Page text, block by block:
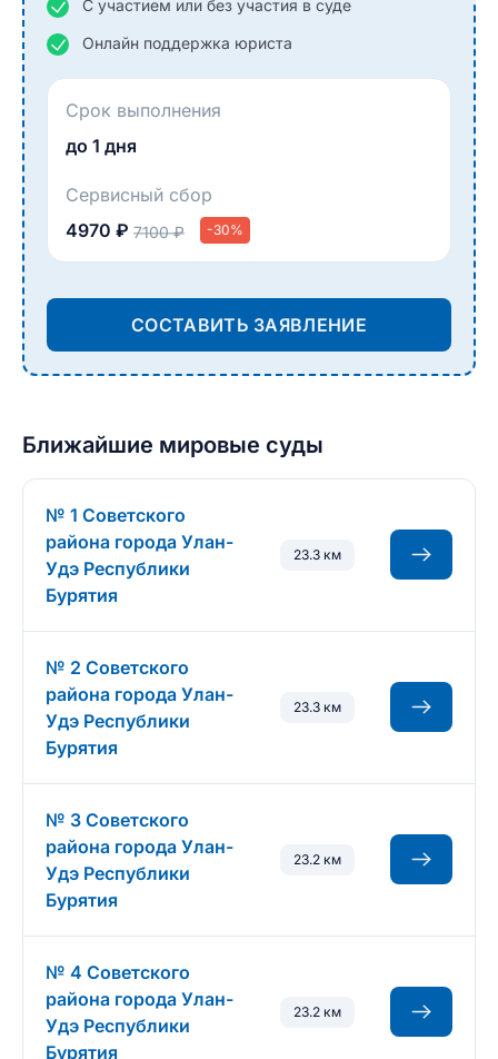
С участием или без участия в суде
Онлайн поддержка юриста
Срок выполнения
до 1 дня
Сервисный сбор
4970 ₽ 7100 ₽ -30%
СОСТАВИТЬ ЗАЯВЛЕНИЕ
Ближайшие мировые суды
№ 1 Советского
района города Улан-
Удэ Республики
Бурятия
23.3 км
№ 2 Советского
района города Улан-
Удэ Республики
Бурятия
23.3 км
№ 3 Советского
района города Улан-
Удэ Республики
Бурятия
23.2 км
№ 4 Советского
района города Улан-
Удэ Республики
Бурятия
23.2 км